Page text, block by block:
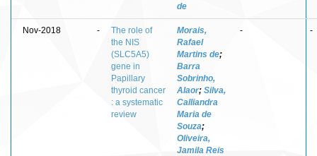
de
Nov-2018 -
The role of
the NIS
(SLC5A5)
gene in
Papillary
thyroid cancer
: a systematic
review
Morais,
Rafael
Martins de;
Barra
Sobrinho,
Alaor; Silva,
Calliandra
Maria de
Souza;
Oliveira,
Jamila Reis
- -